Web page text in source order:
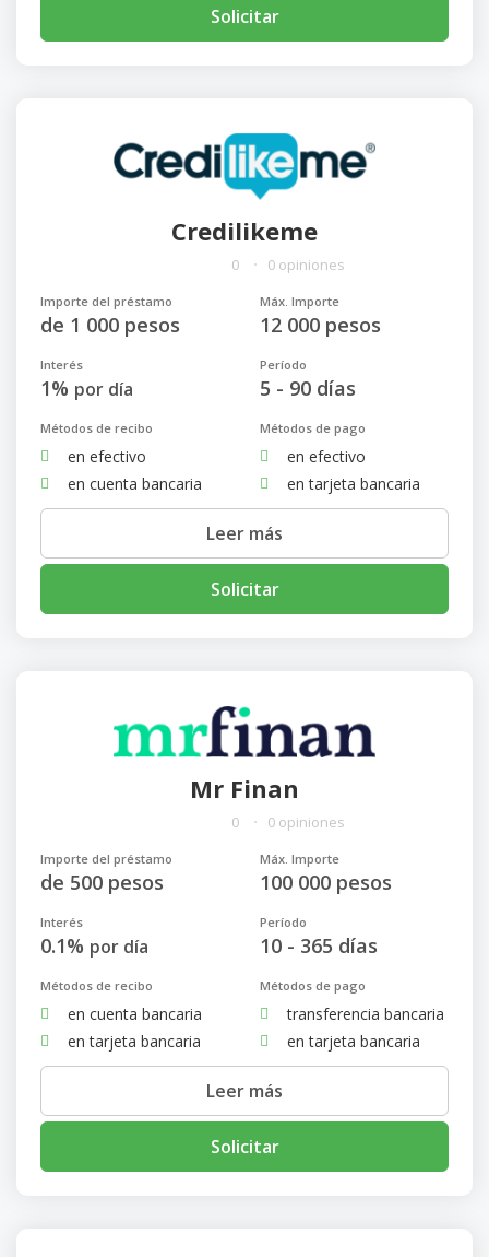
Solicitar
Credilikeme
0 0 opiniones
Importe del préstamo
de 1 000 pesos
Máx. Importe
12 000 pesos
Interés
1% por día
Período
5 - 90 días
Métodos de recibo
en efectivo
en cuenta bancaria
Métodos de pago
en efectivo
en tarjeta bancaria
Leer más
Solicitar
Mr Finan
0 0 opiniones
Importe del préstamo
de 500 pesos
Máx. Importe
100 000 pesos
Interés
0.1% por día
Período
10 - 365 días
Métodos de recibo
en cuenta bancaria
en tarjeta bancaria
Métodos de pago
transferencia bancaria
en tarjeta bancaria
Leer más
Solicitar